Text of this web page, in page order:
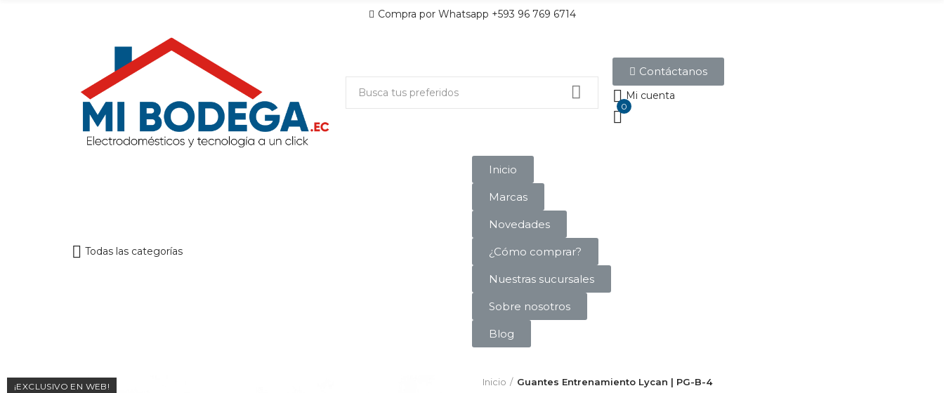
Compra por Whatsapp +593 96 769 6714
Contáctanos
Mi cuenta
0
Todas las categorías
Inicio
Marcas
Novedades
¿Cómo comprar?
Nuestras sucursales
Sobre nosotros
Blog
¡EXCLUSIVO EN WEB! Inicio Guantes Entrenamiento Lycan | PG-B-4